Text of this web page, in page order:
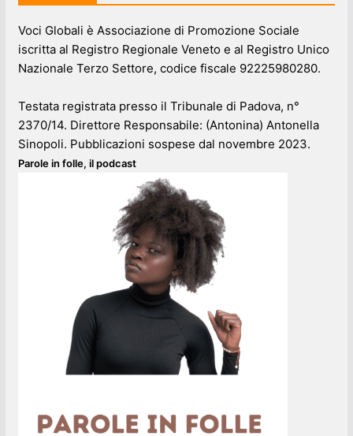
Voci Globali è Associazione di Promozione Sociale
iscritta al Registro Regionale Veneto e al Registro Unico
Nazionale Terzo Settore, codice fiscale 92225980280.
Testata registrata presso il Tribunale di Padova, n°
2370/14. Direttore Responsabile: (Antonina) Antonella
Sinopoli. Pubblicazioni sospese dal novembre 2023.
Parole in folle, il podcast